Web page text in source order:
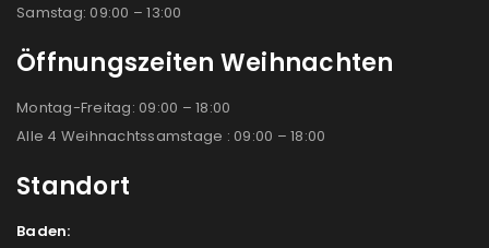
Samstag: 09:00 – 13:00
Öffnungszeiten Weihnachten
Montag-Freitag: 09:00 – 18:00
Alle 4 Weihnachtssamstage : 09:00 – 18:00
Standort
Baden: